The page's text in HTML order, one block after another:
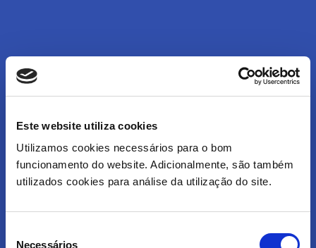
Este website utiliza cookies
Utilizamos cookies necessários para o bom
funcionamento do website. Adicionalmente, são também
utilizados cookies para análise da utilização do site.
Necessários
Contact Center